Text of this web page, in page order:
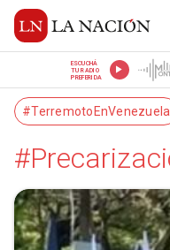
ESCUCHÁ
TU RADIO
PREFERIDA
#TerremotoEnVenezuela